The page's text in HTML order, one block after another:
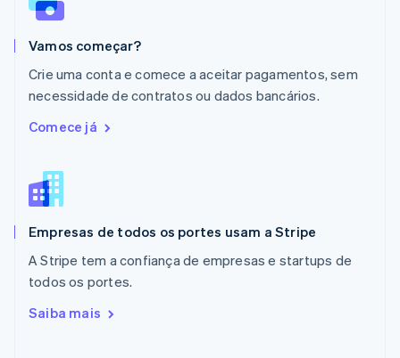
Vamos começar?
Crie uma conta e comece a aceitar pagamentos, sem
necessidade de contratos ou dados bancários.
Comece já
Empresas de todos os portes usam a Stripe
A Stripe tem a confiança de empresas e startups de
todos os portes.
Saiba mais
Noruega
Nova Zelândia
Países Baixos
NederlandsEnglish
Polônia
Português
RAE de Hong Kong, China
Reino Unido
República Tcheca
English
English